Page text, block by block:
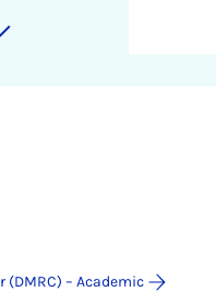
(DMRC) – Academic